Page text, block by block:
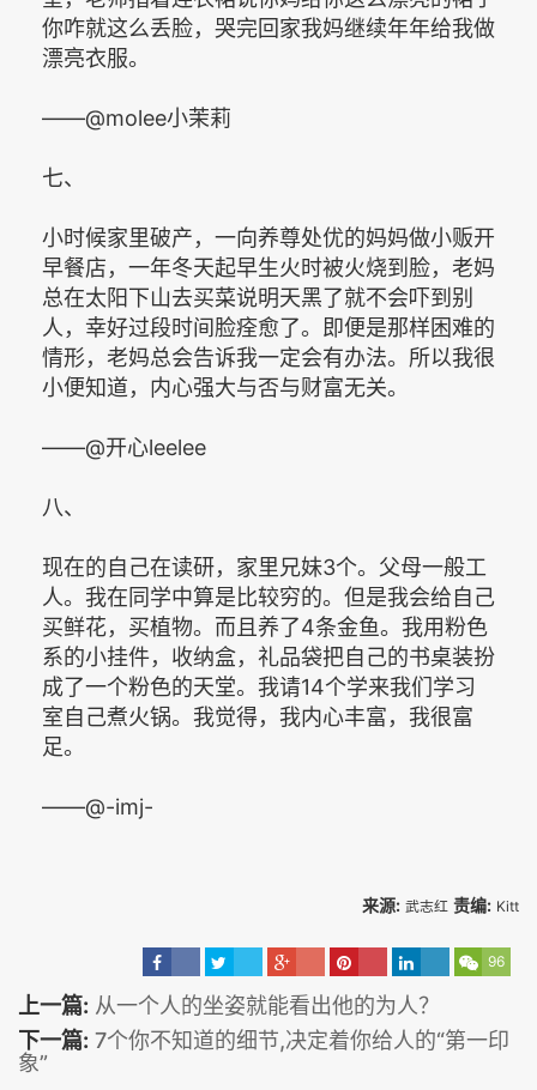
你咋就这么丢脸，哭完回家我妈继续年年给我做
漂亮衣服。
——@molee小茉莉
七、
小时候家里破产，一向养尊处优的妈妈做小贩开
早餐店，一年冬天起早生火时被火烧到脸，老妈
总在太阳下山去买菜说明天黑了就不会吓到别
人，幸好过段时间脸痊愈了。即便是那样困难的
情形，老妈总会告诉我一定会有办法。所以我很
小便知道，内心强大与否与财富无关。
——@开心leelee
八、
现在的自己在读研，家里兄妹3个。父母一般工
人。我在同学中算是比较穷的。但是我会给自己
买鲜花，买植物。而且养了4条金鱼。我用粉色
系的小挂件，收纳盒，礼品袋把自己的书桌装扮
成了一个粉色的天堂。我请14个学来我们学习
室自己煮火锅。我觉得，我内心丰富，我很富
足。
——@-imj-
来源: 武志红 责编: Kitt
96
上一篇: 从一个人的坐姿就能看出他的为人？
下一篇: 7个你不知道的细节,决定着你给人的“第一印
象”